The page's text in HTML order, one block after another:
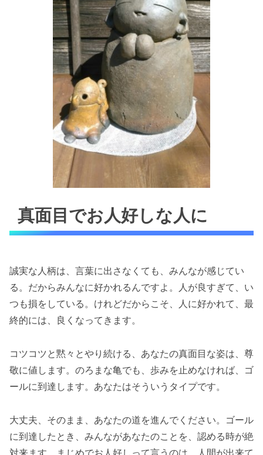
真面目でお人好しな人に
誠実な人柄は、言葉に出さなくても、みんなが感じてい
る。だからみんなに好かれるんですよ。人が良すぎて、い
つも損をしている。けれどだからこそ、人に好かれて、最
終的には、良くなってきます。
コツコツと黙々とやり続ける、あなたの真面目な姿は、尊
敬に値します。のろまな亀でも、歩みを止めなければ、ゴ
ールに到達します。あなたはそういうタイプです。
大丈夫、そのまま、あなたの道を進んでください。ゴール
に到達したとき、みんながあなたのことを、認める時が絶
対来ます。まじめでお人好しって言うのは、人間が出来て